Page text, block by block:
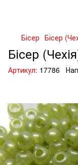
Бісер Бісер
Бісер
Артикул: 17786